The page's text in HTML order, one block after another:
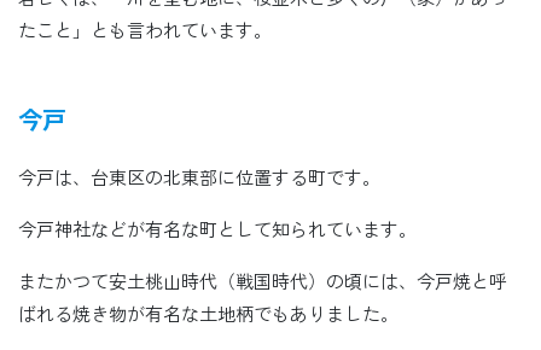
たこと」とも言われています。
今戸
今戸は、台東区の北東部に位置する町です。
今戸神社などが有名な町として知られています。
またかつて安土桃山時代（戦国時代）の頃には、今戸焼と呼
ばれる焼き物が有名な土地柄でもありました。